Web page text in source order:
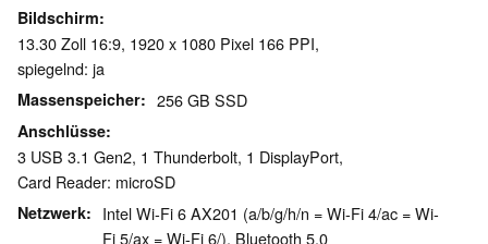
Bildschirm
13.30 Zoll 16:9, 1920 x 1080 Pixel 166 PPI,
spiegelnd: ja
Massenspeicher 256 GB SSD
Anschlüsse
3 USB 3.1 Gen2, 1 Thunderbolt, 1 DisplayPort,
Card Reader: microSD
Netzwerk
Intel Wi-Fi 6 AX201 (a/b/g/h/n = Wi-Fi 4/ac = Wi-
Fi 5/ax = Wi-Fi 6/), Bluetooth 5.0